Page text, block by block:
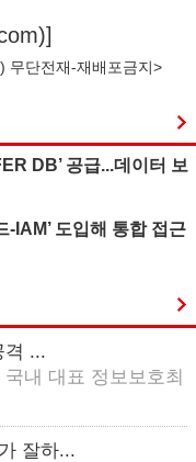
)]
) 무단전재-재배포금지>
DB’ 공급...데이터 보
-IAM’ 도입해 통합 접근
격 ...
국내 대표 정보보호최
잘하...